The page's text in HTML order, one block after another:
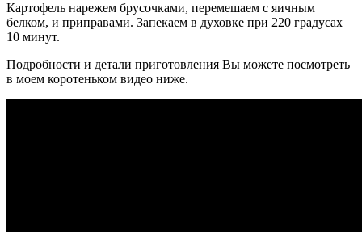
Картофель нарежем брусочками, перемешаем с яичным
белком, и приправами. Запекаем в духовке при 220 градусах
10 минут.
Подробности и детали приготовления Вы можете посмотреть
в моем коротеньком видео ниже.